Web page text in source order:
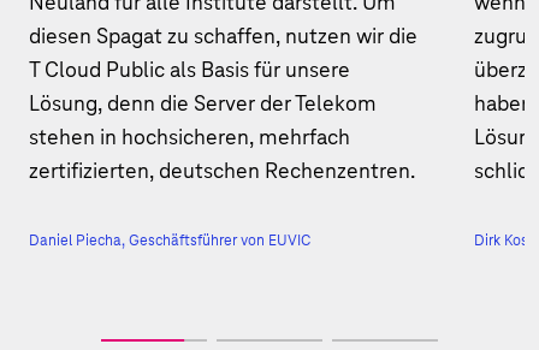
diesen Spagat zu schaffen, nutzen wir die
T Cloud Public als Basis für unsere
Lösung, denn die Server der Telekom
stehen in hochsicheren, mehrfach
zertifizierten, deutschen Rechenzentren.
Daniel Piecha, Geschäftsführer von EUVIC Dirk